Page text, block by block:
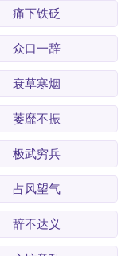
痛下铁砭
众口一辞
衰草寒烟
萎靡不振
极武穷兵
占风望气
辞不达义